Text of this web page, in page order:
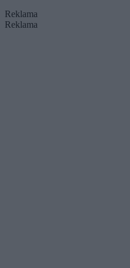
Reklama
Reklama